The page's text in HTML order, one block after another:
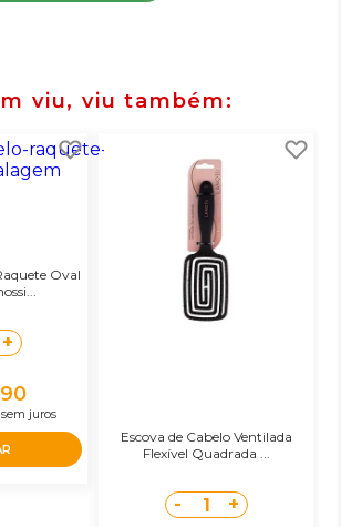
viu, viu também
Oval
+
sem juros
Escova de Cabelo Ventilada
Flexível Quadrada ...
- 1 +